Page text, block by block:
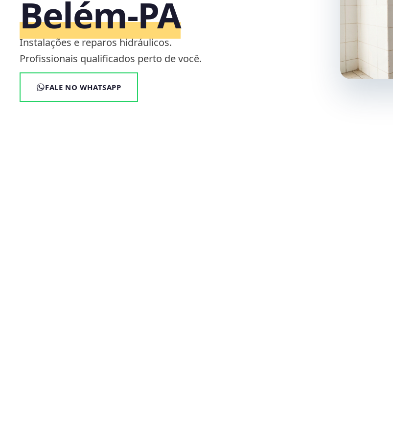
Belém‑PA
Instalações e reparos hidráulicos.
Profissionais qualificados perto de você.
FALE NO WHATSAPP